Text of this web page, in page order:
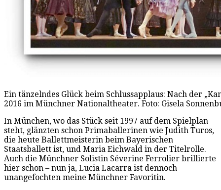
Ein tänzelndes Glück beim Schlussapplaus: Nach der
2016 im Münchner Nationaltheater. Foto: Gisela
In München, wo das Stück seit 1997 auf dem Spielplan
steht, glänzten schon Primaballerinen wie Judith Turos,
die heute Ballettmeisterin beim Bayerischen
Staatsballett ist, und Maria Eichwald in der Titelrolle.
Auch die Münchner Solistin Séverine Ferrolier brillierte
hier schon – nun ja, Lucia Lacarra ist dennoch
unangefochten meine Münchner Favoritin.